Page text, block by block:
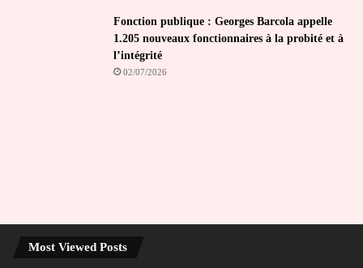
Fonction publique : Georges Barcola appelle
1.205 nouveaux fonctionnaires à la probité et à
l’intégrité
02/07/2026
Most Viewed Posts